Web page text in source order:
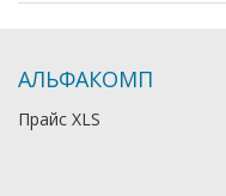
АЛЬФАКОМП
Прайс XLS